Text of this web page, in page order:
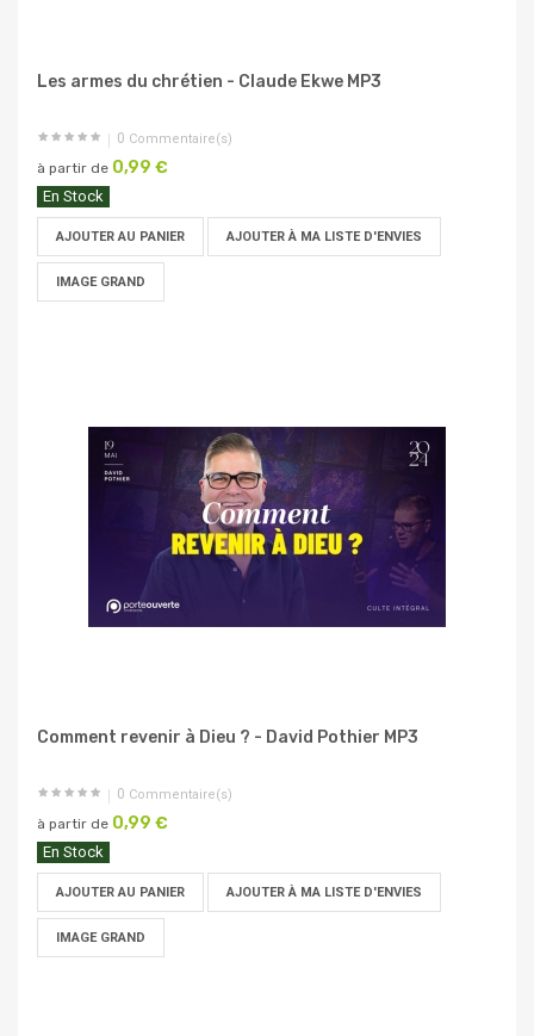
Les armes du chrétien - Claude Ekwe MP3
0 Commentaire(s)
à partir de 0,99 €
En Stock
AJOUTER AU PANIER AJOUTER À MA LISTE D'ENVIES
IMAGE GRAND
Comment revenir à Dieu ? - David Pothier MP3
0 Commentaire(s)
à partir de 0,99 €
En Stock
AJOUTER AU PANIER AJOUTER À MA LISTE D'ENVIES
IMAGE GRAND